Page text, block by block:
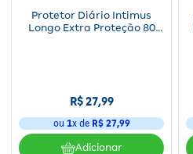
Protetor Diário Intimus
Longo Extra Proteção 80
R$27,99
ou 1x de R$ 27,99
Adicionar